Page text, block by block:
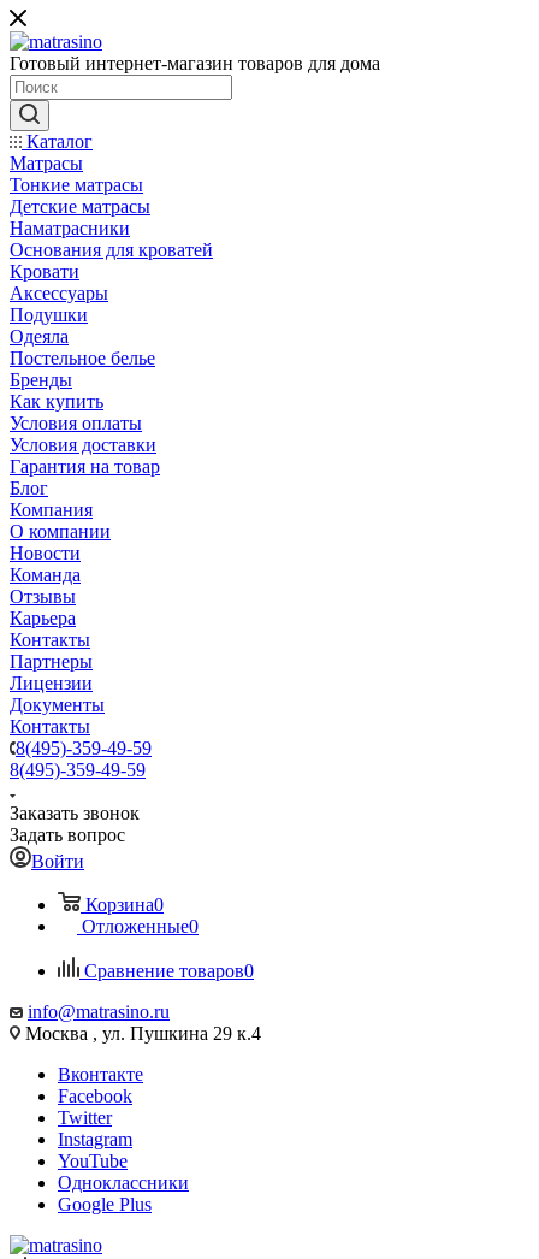
Готовый интернет-магазин товаров для дома
Каталог
Матрасы
Тонкие матрасы
Детские матрасы
Наматрасники
Основания для кроватей
Кровати
Аксессуары
Подушки
Одеяла
Постельное белье
Бренды
Как купить
Условия оплаты
Условия доставки
Гарантия на товар
Блог
Компания
О компании
Новости
Команда
Отзывы
Карьера
Контакты
Партнеры
Лицензии
Документы
Контакты
8(495)-359-49-59
8(495)-359-49-59
Заказать звонок
Задать вопрос
Войти
Корзина0
Отложенные0
Сравнение товаров0
info@matrasino.ru
Москва , ул. Пушкина 29 к.4
Вконтакте
Facebook
Twitter
Instagram
YouTube
Одноклассники
Google Plus